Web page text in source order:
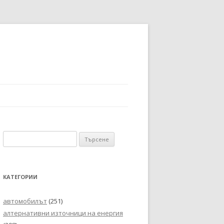
за:
КАТЕГОРИИ
автомобилът (251)
алтернативни източници на енергия